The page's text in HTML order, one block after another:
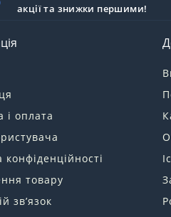
акції та знижки першими!
і оплата
конфіденційності
товару
зв’язок